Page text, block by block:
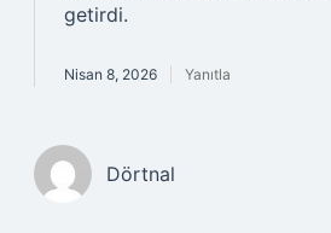
getirdi.
Nisan 8, 2026 Yanıtla
Dörtnal